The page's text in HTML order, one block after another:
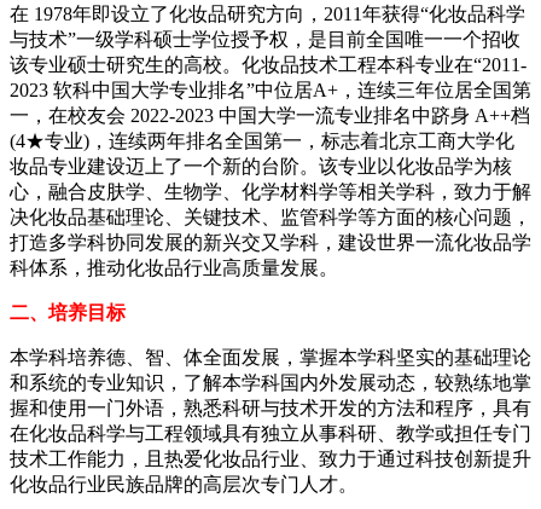
在 1978年即设立了化妆品研究方向，2011年获得“化妆品科学
与技术”一级学科硕士学位授予权，是目前全国唯一一个招收
该专业硕士研究生的高校。化妆品技术工程本科专业在“2011-
2023 软科中国大学专业排名”中位居A+，连续三年位居全国第
一，在校友会 2022-2023 中国大学一流专业排名中跻身 A++档
(4★专业)，连续两年排名全国第一，标志着北京工商大学化
妆品专业建设迈上了一个新的台阶。该专业以化妆品学为核
心，融合皮肤学、生物学、化学材料学等相关学科，致力于解
决化妆品基础理论、关键技术、监管科学等方面的核心问题，
打造多学科协同发展的新兴交又学科，建设世界一流化妆品学
科体系，推动化妆品行业高质量发展。
二、培养目标
本学科培养德、智、体全面发展，掌握本学科坚实的基础理论
和系统的专业知识，了解本学科国内外发展动态，较熟练地掌
握和使用一门外语，熟悉科研与技术开发的方法和程序，具有
在化妆品科学与工程领域具有独立从事科研、教学或担任专门
技术工作能力，且热爱化妆品行业、致力于通过科技创新提升
化妆品行业民族品牌的高层次专门人才。